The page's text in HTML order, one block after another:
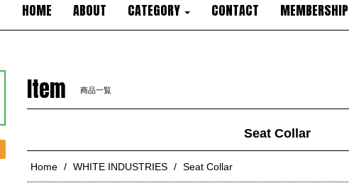
HOME ABOUT CATEGORY CONTACT MEMBERSHIP
Item 商品一覧
Seat Collar
Home WHITE INDUSTRIES Seat Collar